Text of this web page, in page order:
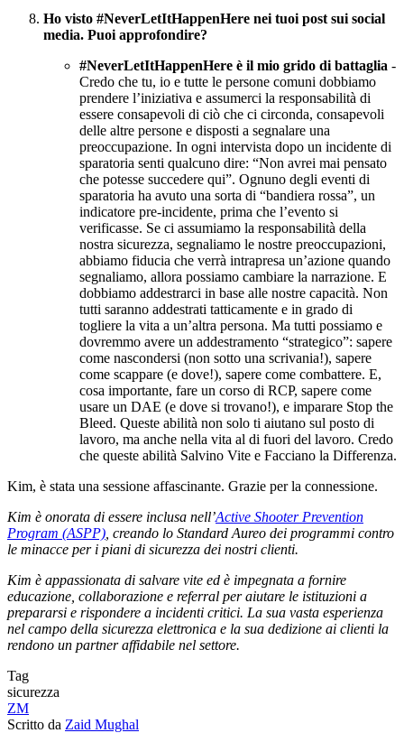
Ho visto #NeverLetItHappenHere nei tuoi post sui social
media. Puoi approfondire?
#NeverLetItHappenHere è il mio grido di battaglia -
Credo che tu, io e tutte le persone comuni dobbiamo
prendere l’iniziativa e assumerci la responsabilità di
essere consapevoli di ciò che ci circonda, consapevoli
delle altre persone e disposti a segnalare una
preoccupazione. In ogni intervista dopo un incidente di
sparatoria senti qualcuno dire: “Non avrei mai pensato
che potesse succedere qui”. Ognuno degli eventi di
sparatoria ha avuto una sorta di “bandiera rossa”, un
indicatore pre-incidente, prima che l’evento si
verificasse. Se ci assumiamo la responsabilità della
nostra sicurezza, segnaliamo le nostre preoccupazioni,
abbiamo fiducia che verrà intrapresa un’azione quando
segnaliamo, allora possiamo cambiare la narrazione. E
dobbiamo addestrarci in base alle nostre capacità. Non
tutti saranno addestrati tatticamente e in grado di
togliere la vita a un’altra persona. Ma tutti possiamo e
dovremmo avere un addestramento “strategico”: sapere
come nascondersi (non sotto una scrivania!), sapere
come scappare (e dove!), sapere come combattere. E,
cosa importante, fare un corso di RCP, sapere come
usare un DAE (e dove si trovano!), e imparare Stop the
Bleed. Queste abilità non solo ti aiutano sul posto di
lavoro, ma anche nella vita al di fuori del lavoro. Credo
che queste abilità Salvino Vite e Facciano la Differenza.
Kim, è stata una sessione affascinante. Grazie per la connessione.
Kim è onorata di essere inclusa nell’Active Shooter Prevention
Program (ASPP) , creando lo Standard Aureo dei programmi contro
le minacce per i piani di sicurezza dei nostri clienti.
Kim è appassionata di salvare vite ed è impegnata a fornire
educazione, collaborazione e referral per aiutare le istituzioni a
prepararsi e rispondere a incidenti critici. La sua vasta esperienza
nel campo della sicurezza elettronica e la sua dedizione ai clienti la
rendono un partner affidabile nel settore.
Tag
sicurezza
ZM
Scritto da Zaid Mughal